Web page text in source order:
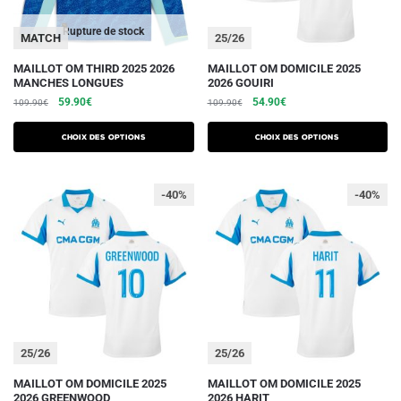
page
du
du
Rupture de stock
MATCH
MAILLOT OM THIRD 2025 2026
MANCHES LONGUES
109.90€
Le
initial
était :
59.90€Le
actuel
est :
Choix des options
Ce
produit
a
plusieurs
variations.
options
peuvent
être
du
25/26
MAILLOT OM DOMICILE 2025
2026 GOUIRI
109.90€
Le
initial
était :
54.90€Le
actuel
est :
Choix des options
Ce
produit
a
plusieurs
variations.
options
peuvent
être
du
25/26
-40%
MAILLOT OM DOMICILE 2025
2026 GREENWOOD
Ce
25/26
-40%
MAILLOT OM DOMICILE 2025
2026 HARIT
Ce